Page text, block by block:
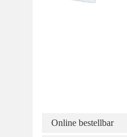
Online bestellbar